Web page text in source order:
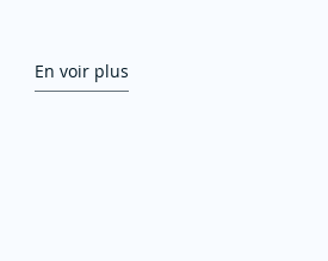
En voir plus